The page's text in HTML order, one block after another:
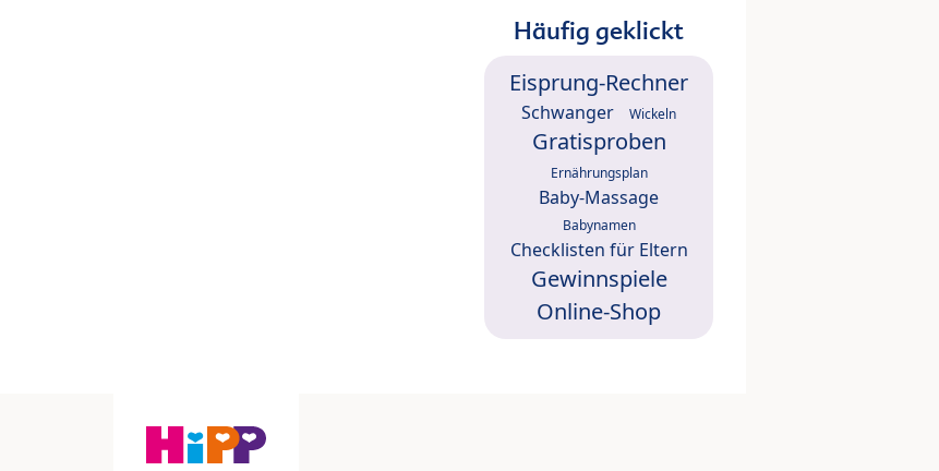
Häufig geklickt
Eisprung-Rechner
Schwanger Wickeln
Gratisproben
Ernährungsplan
Baby-Massage
Babynamen
Checklisten für Eltern
Gewinnspiele
Online-Shop